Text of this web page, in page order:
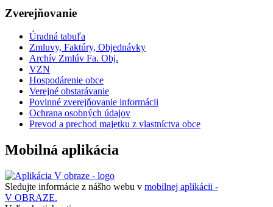
Zverejňovanie
Úradná tabuľa
Zmluvy, Faktúry, Objednávky
Archív Zmlúv Fa. Obj.
VZN
Hospodárenie obce
Verejné obstarávanie
Povinné zverejňovanie informácii
Ochrana osobných údajov
Prevod a prechod majetku z vlastníctva obce
Mobilná aplikácia
Sledujte informácie z nášho webu v mobilnej aplikácii -
V OBRAZE.